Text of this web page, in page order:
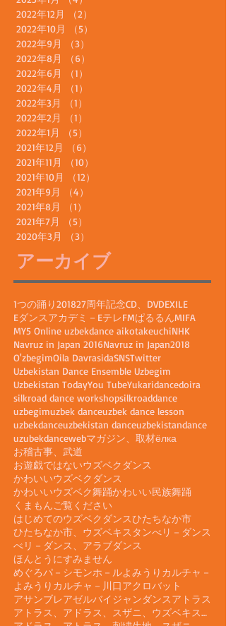
2023年8月
（1）
2023年7月
（6）
2023年5月
（7）
2023年4月
（1）
2023年1月
（4）
2022年12月
（2）
2022年10月
（5）
2022年9月
（3）
2022年8月
（6）
2022年6月
（1）
2022年4月
（1）
2022年3月
（1）
2022年2月
（1）1件の記事
2022年1月
（5）
2021年12月
（6）
2021年11月
（10）
2021年10月
（12）
2021年9月 （4） 4件の記事
（1）
1件の記事
2020年3月 （3）3件の記事
アーカイブ
1つの踊り201827周年記念CD、DVDEXILE
Eダンスアカデミ－EテレFMぱるるんMIFA
MY5 Online uzbekdance aikotakeuchiNHK
Navruz in Japan 2016Navruz in Japan2018
O'zbegimOila DavrasidaSNSTwitter
Uzbekistan Dance Ensemble Uzbegim
Uzbekistan Today
silkroad dance workshopsilkroaddance
uzbegimuzbek danceuzbek dance lesson
uzbekdance uzbekistan danceuzbekistandance
uzubekdancewebマガジン、取材
お稽古事、武道
お遊戯ではないウズベクダンス
かわいいウズベクダンス
かわいいウズベク舞踊
くまもん ご覧ください
はじめてのウズベクダンスひたちなか市
ひたちなか市、ウズベキスタンべリ－ダンス
べリ－ダンス、アラブダンス